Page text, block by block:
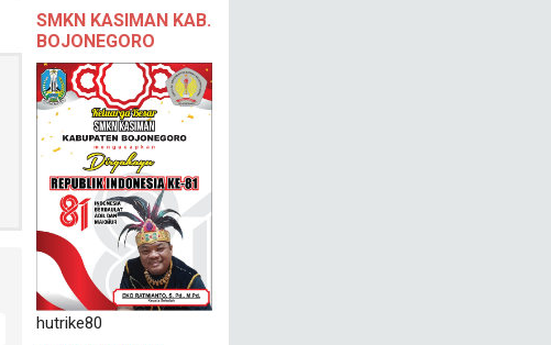
SMKN KASIMAN KAB.
BOJONEGORO
hutrike80